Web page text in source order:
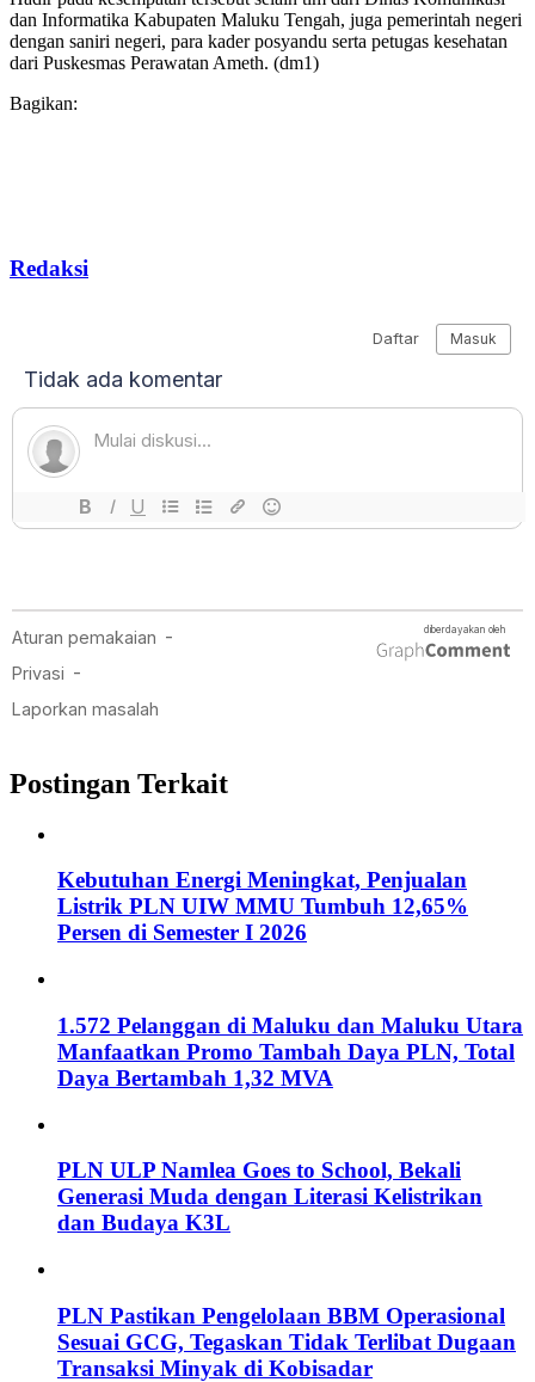
dan Informatika Kabupaten Maluku Tengah, juga pemerintah negeri
dengan saniri negeri, para kader posyandu serta petugas kesehatan
dari Puskesmas Perawatan Ameth. (dm1)
Bagikan:
Redaksi
Postingan Terkait
Kebutuhan Energi Meningkat, Penjualan
Listrik PLN UIW MMU Tumbuh 12,65%
Persen di Semester I 2026
1.572 Pelanggan di Maluku dan Maluku Utara
Manfaatkan Promo Tambah Daya PLN, Total
Daya Bertambah 1,32 MVA
PLN ULP Namlea Goes to School, Bekali
Generasi Muda dengan Literasi Kelistrikan
dan Budaya K3L
PLN Pastikan Pengelolaan BBM Operasional
Sesuai GCG, Tegaskan Tidak Terlibat Dugaan
Transaksi Minyak di Kobisadar